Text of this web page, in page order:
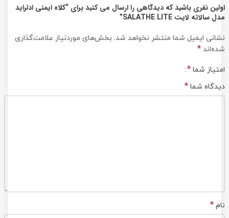
اولین نفری باشید که دیدگاهی را ارسال می کنید برای “کلاه ایمنی ادلراید
مدل سالاته لایت SALATHE LITE”
نشانی ایمیل شما منتشر نخواهد شد. بخش‌های موردنیاز علامت‌گذاری
شده‌اند *
امتیاز شما *
دیدگاه شما *
نام *